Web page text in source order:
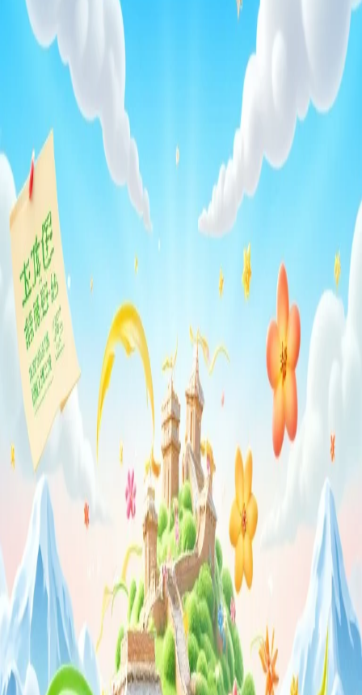
1 tahun lalu
Cipta kegembiraan yang layak dikongsi.
Log masuk dengan Google